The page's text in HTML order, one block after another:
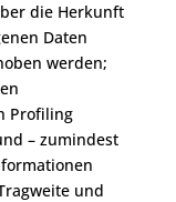
die Herkunft
Daten
werden;
Profiling
– zumindest
und